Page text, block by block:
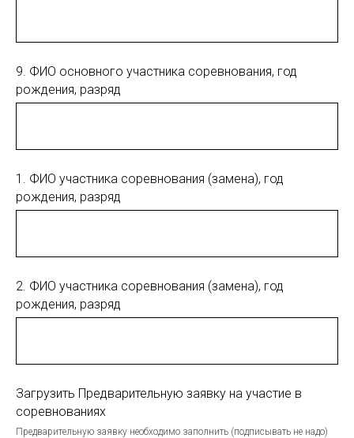
9. ФИО основного участника соревнования, год
рождения, разряд
1. ФИО участника соревнования (замена), год
рождения, разряд
2. ФИО участника соревнования (замена), год
рождения, разряд
Загрузить Предварительную заявку на участие в
соревнованиях
Предварительную заявку необходимо заполнить (подписывать не надо)